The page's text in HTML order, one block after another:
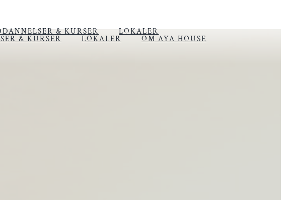
& KURSER
LOKALER
& KURSER LOKALER OM AYA HOUSE